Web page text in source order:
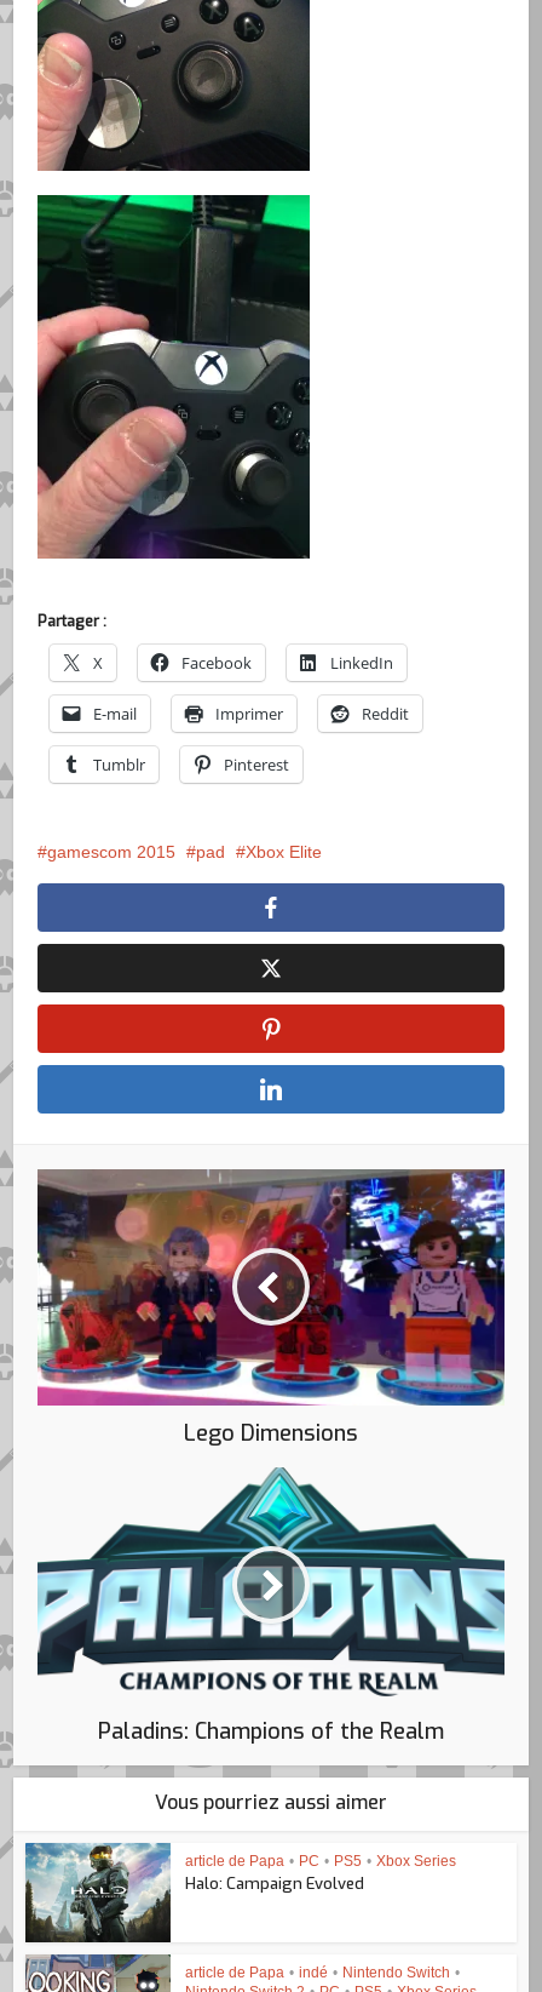
Partager :
X Facebook LinkedIn
E-mail Imprimer Reddit
Tumblr Pinterest
gamescom 2015 pad Xbox Elite
Lego Dimensions
Paladins: Champions of the Realm
Vous pourriez aussi aimer
article de Papa • PC • PS5 • Xbox Series
Halo: Campaign Evolved
article de Papa • indé • Nintendo Switch •